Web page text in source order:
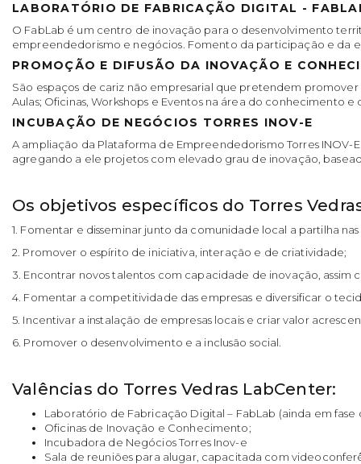
LABORATÓRIO DE FABRICAÇÃO DIGITAL -
O FabLab é um centro de inovação para o desenvolvimento
empreendedorismo e negócios. Fomento da participação e da
PROMOÇÃO E DIFUSÃO DA INOVAÇÃO E
São espaços de cariz não empresarial que pretendem
Aulas; Oficinas, Workshops e Eventos na área do conhecimento e
INCUBAÇÃO DE NEGÓCIOS TORRES INOV-E
A ampliação da Plataforma de Empreendedorismo Torres
agregando a ele projetos com elevado grau de inovação,
Os objetivos específicos do Torres
1. Fomentar e disseminar junto da comunidade local a partilha
2. Promover o espírito de iniciativa, interação e de criatividade;
3. Encontrar novos talentos com capacidade de inovação,
4. Fomentar a competitividade das empresas e diversificar o
5. Incentivar a instalação de empresas locais e criar valor
6. Promover o desenvolvimento e a inclusão social.
Valências do Torres Vedras LabCenter:
Laboratório de Fabricação Digital – FabLab (ainda em fase
Oficinas de Inovação e Conhecimento;
Incubadora de Negócios Torres Inov-e
Sala de reuniões para alugar, capacitada com